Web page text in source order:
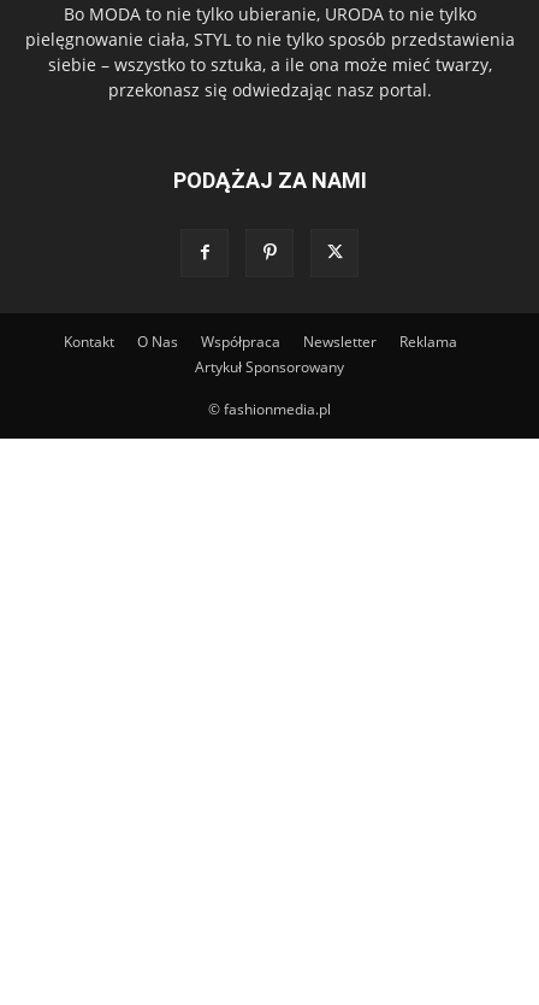
Bo MODA to nie tylko ubieranie, URODA to nie tylko
pielęgnowanie ciała, STYL to nie tylko sposób przedstawienia
siebie – wszystko to sztuka, a ile ona może mieć twarzy,
przekonasz się odwiedzając nasz portal.
PODĄŻAJ ZA NAMI
Kontakt O Nas Współpraca Newsletter
Reklama
Artykuł Sponsorowany
© fashionmedia.pl